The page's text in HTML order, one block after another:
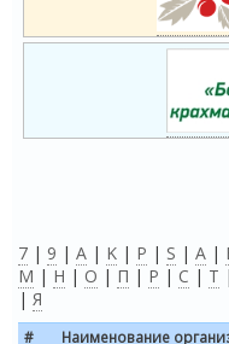
7 | 9 | A | K | P | S | А |
М | Н | О | П | Р | С | Т |
| Я
# Наименование